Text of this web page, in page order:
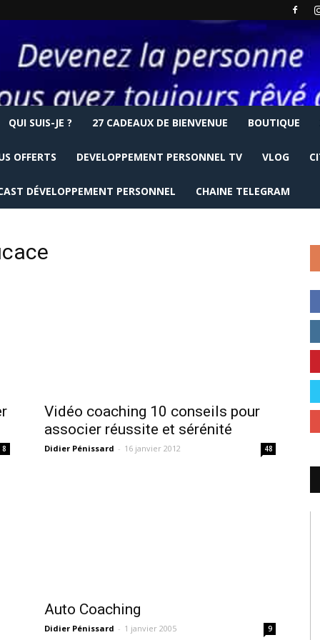
QUI SUIS-JE ? 27 CADEAUX DE BIENVENUE BOUTIQUE
OFFERTS DEVELOPPEMENT PERSONNEL TV VLOG
DÉVELOPPEMENT PERSONNEL CHAINE TELEGRAM
8
Vidéo coaching 10 conseils pour
associer réussite et sérénité
Didier Pénissard - 16 janvier 2012 48
Auto Coaching
Didier Pénissard - 1 janvier 2005 9